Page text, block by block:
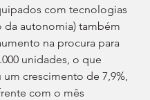
com tecnologias
da autonomia) também
na procura para
unidades, o que
crescimento de 7,9%,
com o mês